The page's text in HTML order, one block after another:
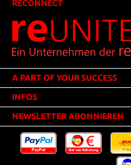
RECONNECT
A PART OF YOUR SUCCESS
INFOS
NEWSLETTER ABONNIEREN